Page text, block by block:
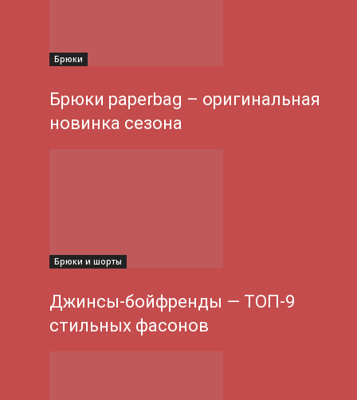
Брюки
Брюки paperbag – оригинальная
новинка сезона
Брюки и шорты
Джинсы-бойфренды — ТОП-9
стильных фасонов